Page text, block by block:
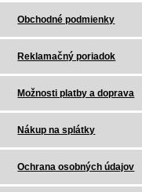
Obchodné podmienky
Reklamačný poriadok
Možnosti platby a doprava
Nákup na splátky
Ochrana osobných údajov